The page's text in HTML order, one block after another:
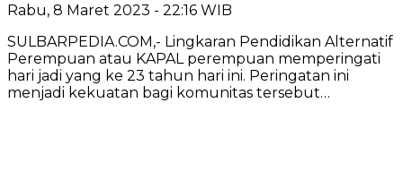
Rabu, 8 Maret 2023 - 22:16 WIB
SULBARPEDIA.COM,- Lingkaran Pendidikan Alternatif
Perempuan atau KAPAL perempuan memperingati
hari jadi yang ke 23 tahun hari ini. Peringatan ini
menjadi kekuatan bagi komunitas tersebut…